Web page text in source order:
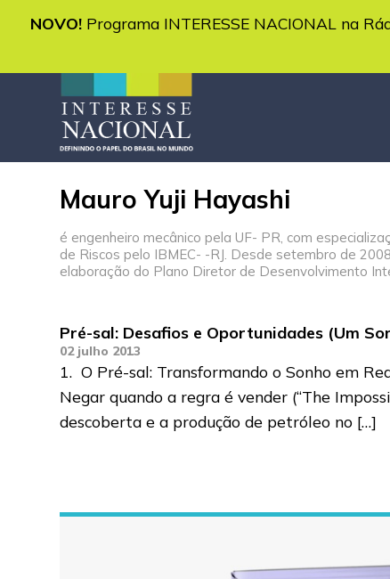
NOVO! Programa INTERESSE NACIONAL na
Mauro Yuji Hayashi
é engenheiro mecânico pela UF- PR, com
de Riscos pelo IBMEC- -RJ. Desde setembro de
elaboração do Plano Diretor de Desenvolvimento
Pré-sal: Desafios e Oportunidades (Um
02 julho 2013
1. O Pré-sal: Transformando o Sonho em
Negar quando a regra é vender (“The
descoberta e a produção de petróleo no […]